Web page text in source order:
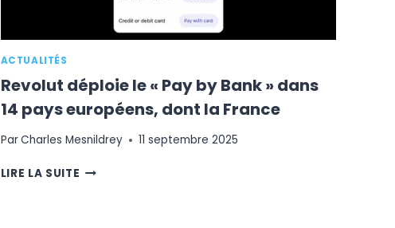
COMMERCE
ACTUALITÉS
Revolut déploie le « Pay by Bank » dans
14 pays européens, dont la France
ParCharles Mesnildrey 11 septembre 2025
LIRE LA SUITE REVOLUT